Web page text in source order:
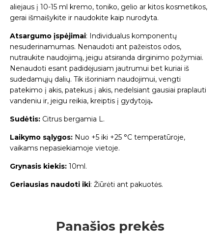
aliejaus į 10-15 ml kremo, toniko, gelio ar kitos kosmetikos,
gerai išmaišykite ir naudokite kaip nurodyta.
Atsargumo įspėjimai: Individualus komponentų
nesuderinamumas. Nenaudoti ant pažeistos odos,
nutraukite naudojimą, jeigu atsiranda dirginimo požymiai.
Nenaudoti esant padidėjusiam jautrumui bet kuriai iš
sudedamųjų dalių. Tik išoriniam naudojimui, vengti
patekimo į akis, patekus į akis, nedelsiant gausiai praplauti
vandeniu ir, jeigu reikia, kreiptis į gydytoją.
Sudėtis: Citrus bergamia L.
Laikymo sąlygos: Nuo +5 iki +25 °C temperatūroje,
vaikams nepasiekiamoje vietoje.
Grynasis kiekis: 10ml.
Geriausias naudoti iki: Žiūrėti ant pakuotės.
Panašios prekės